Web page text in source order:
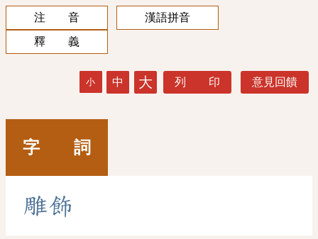
注 音
漢語拼音
釋 義
小 中 大 列 印 意見回饋
字 詞
雕飾